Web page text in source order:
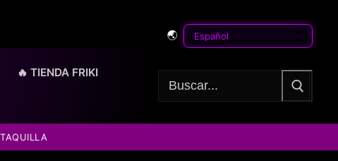
🌏
🔥 TIENDA FRIKI
Buscar: